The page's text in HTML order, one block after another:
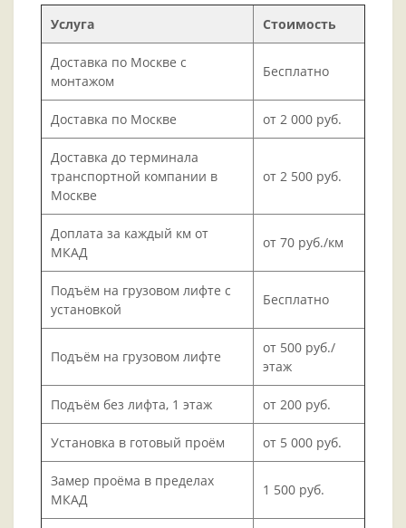
Услуга Стоимость
Доставка по Москве с
монтажом
Бесплатно
Доставка по Москве от 2 000 руб.
Доставка до терминала
транспортной компании в
Москве
от 2 500 руб.
Доплата за каждый км от
МКАД
от 70 руб./км
Подъём на грузовом лифте с
установкой
Бесплатно
Подъём на грузовом лифте
от 500 руб./
этаж
Подъём без лифта, 1 этаж от 200 руб.
Установка в готовый проём от 5 000 руб.
Замер проёма в пределах
МКАД
1 500 руб.